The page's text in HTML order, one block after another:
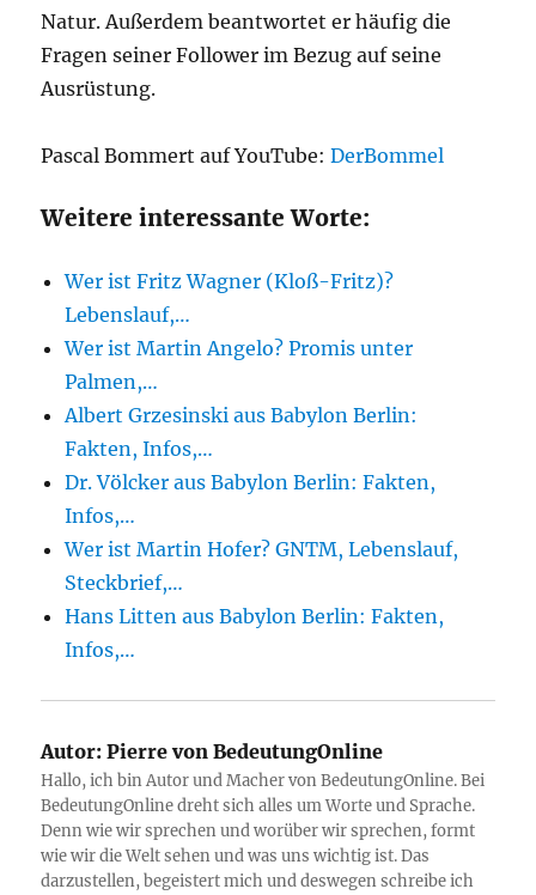
Natur. Außerdem beantwortet er häufig die
Fragen seiner Follower im Bezug auf seine
Ausrüstung.
Pascal Bommert auf YouTube:DerBommel
Weitere interessante Worte:
Wer ist Fritz Wagner (Kloß-Fritz)?
Lebenslauf,…
Wer ist Martin Angelo? Promis unter
Palmen,…
Albert Grzesinski aus Babylon Berlin:
Fakten, Infos,…
Dr. Völcker aus Babylon Berlin: Fakten,
Infos,…
Wer ist Martin Hofer? GNTM, Lebenslauf,
Steckbrief,…
Hans Litten aus Babylon Berlin: Fakten,
Infos,…
Autor: Pierre von BedeutungOnline
Hallo, ich bin Autor und Macher von BedeutungOnline. Bei
BedeutungOnline dreht sich alles um Worte und Sprache.
Denn wie wir sprechen und worüber wir sprechen, formt
wie wir die Welt sehen und was uns wichtig ist. Das
darzustellen, begeistert mich und deswegen schreibe ich